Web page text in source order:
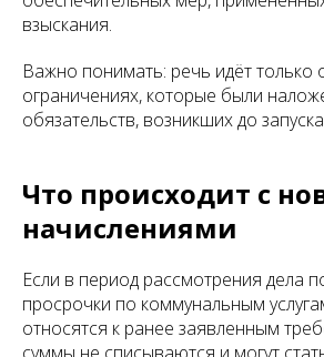
взыскания.
Важно понимать: речь идёт только
ограничениях, которые были
обязательств, возникших до
Что происходит с
начислениями
Если в период рассмотрения дела
просрочки по коммунальным
относятся к ранее заявленным